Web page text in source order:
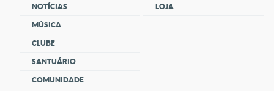
NOTÍCIAS
MÚSICA
CLUBE
SANTUÁRIO
COMUNIDADE
LOJA